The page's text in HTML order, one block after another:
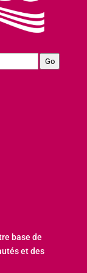
Go
base de
et des